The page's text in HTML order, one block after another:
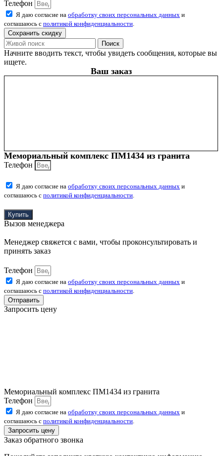
Телефон
Я даю согласие на обработку своих персональных данных и
соглашаюсь с политикой конфиденциальности
Сохранить скидку
Поиск
Начните вводить текст, чтобы увидеть сообщения, которые вы
ищете.
Ваш заказ
Мемориальный комплекс ПМ1434 из гранита
Телефон
Я даю согласие на обработку своих персональных данных и
соглашаюсь с политикой конфиденциальности
Купить
Вызов менеджера
Менеджер свяжется с вами, чтобы проконсультировать и
принять заказ
Телефон
Я даю согласие на обработку своих персональных данных и
соглашаюсь с политикой конфиденциальности
Отправить
Запросить цену
Мемориальный комплекс ПМ1434 из гранита
Телефон
Я даю согласие на обработку своих персональных данных и
соглашаюсь с политикой конфиденциальности
Запросить цену
Заказ обратного звонка